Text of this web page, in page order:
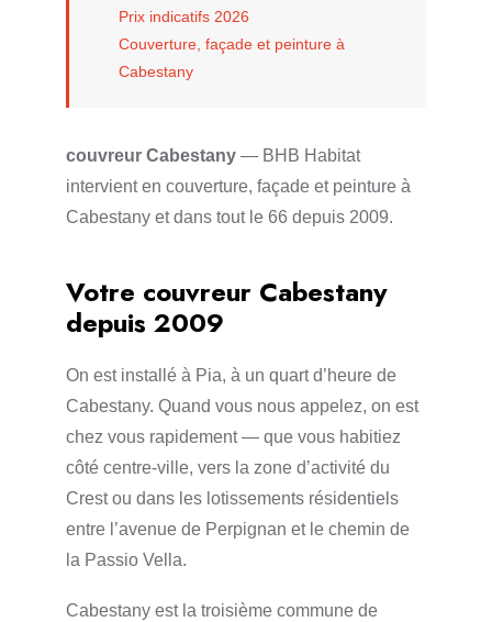
Prix indicatifs 2026
Couverture, façade et peinture à
Cabestany
couvreur Cabestany — BHB Habitat
intervient en couverture, façade et peinture à
Cabestany et dans tout le 66 depuis 2009.
Votre couvreur Cabestany
depuis 2009
On est installé à Pia, à un quart d’heure de
Cabestany. Quand vous nous appelez, on est
chez vous rapidement — que vous habitiez
côté centre-ville, vers la zone d’activité du
Crest ou dans les lotissements résidentiels
entre l’avenue de Perpignan et le chemin de
la Passio Vella.
Cabestany est la troisième commune de